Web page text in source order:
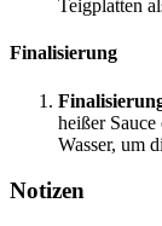
Teigplatten
Finalisierung
heißer
Wasser, um
Notizen